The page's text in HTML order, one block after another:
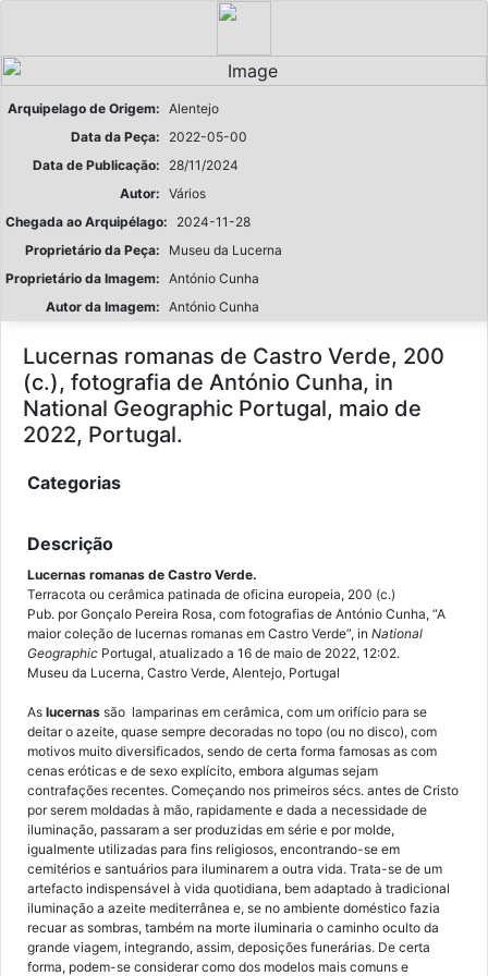
Arquipelago de Origem: Alentejo
Data da Peça:
2022-05-00
Data de Publicação:
28/11/2024
Autor: Vários
Chegada ao Arquipélago:
2024-11-28
Proprietário da Peça:
Museu da Lucerna
Proprietário da Imagem: António Cunha
Autor da Imagem: António Cunha
Lucernas romanas de Castro Verde, 200
(c.), fotografia de António Cunha, in
National Geographic Portugal, maio de
2022, Portugal.
Categorias
Descrição
Lucernas romanas de Castro Verde.
Terracota ou cerâmica patinada de oficina europeia, 200 (c.)
Pub. por Gonçalo Pereira Rosa, com fotografias de António Cunha, “A
maior coleção de lucernas romanas em Castro Verde”, in National
Geographic Portugal, atualizado a 16 de maio de 2022, 12:02.
Museu da Lucerna, Castro Verde, Alentejo, Portugal
As lucernas são lamparinas em cerâmica, com um orifício para se
deitar o azeite, quase sempre decoradas no topo (ou no disco), com
motivos muito diversificados, sendo de certa forma famosas as com
cenas eróticas e de sexo explícito, embora algumas sejam
contrafações recentes. Começando nos primeiros sécs. antes de Cristo
por serem moldadas à mão, rapidamente e dada a necessidade de
iluminação, passaram a ser produzidas em série e por molde,
igualmente utilizadas para fins religiosos, encontrando-se em
cemitérios e santuários para iluminarem a outra vida. Trata-se de um
artefacto indispensável à vida quotidiana, bem adaptado à tradicional
iluminação a azeite mediterrânea e, se no ambiente doméstico fazia
recuar as sombras, também na morte iluminaria o caminho oculto da
grande viagem, integrando, assim, deposições funerárias. De certa
forma, podem-se considerar como dos modelos mais comuns e